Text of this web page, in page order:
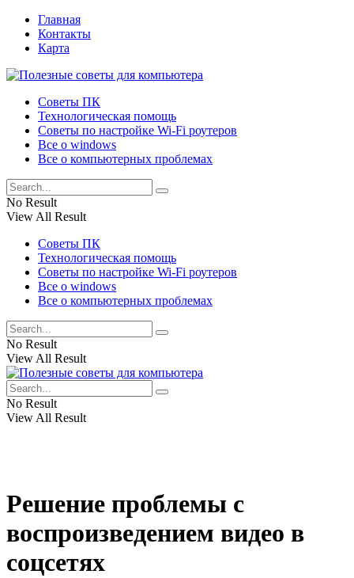
Главная
Контакты
Карта
Советы ПК
Технологическая помощь
Советы по настройке Wi-Fi роутеров
Все о windows
Все о компьютерных проблемах
No Result
View All Result
Советы ПК
Технологическая помощь
Советы по настройке Wi-Fi роутеров
Все о windows
Все о компьютерных проблемах
No Result
View All Result
No Result
View All Result
Решение проблемы с
воспроизведением видео в
соцсетях